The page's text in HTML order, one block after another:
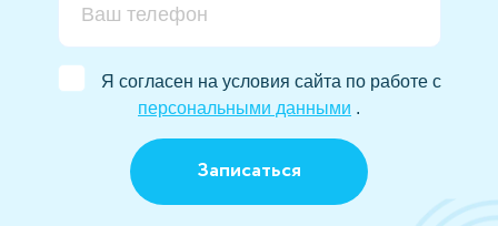
Я согласен на условия сайта по работе с
персональными данными .
Записаться